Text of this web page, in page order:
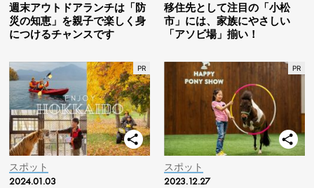
週末アウトドアランチは「防
災の知恵」を親子で楽しく身
につけるチャンスです
移住先として注目の「小松
市」には、家族にやさしい
「アソビ場」揃い！
スポット
2024.01.03
スポット
2023.12.27